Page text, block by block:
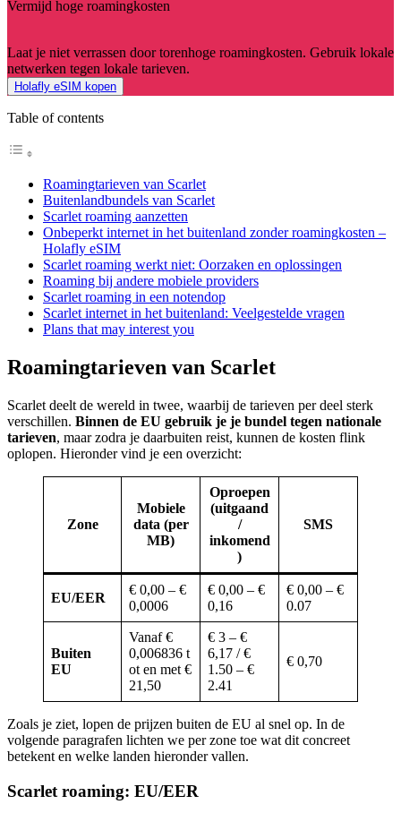
Vermijd hoge roamingkosten
Laat je niet verrassen door torenhoge roamingkosten. Gebruik lokale
netwerken tegen lokale tarieven.
Holafly eSIM kopen
Table of contents
Roamingtarieven van Scarlet
Buitenlandbundels van Scarlet
Scarlet roaming aanzetten
Onbeperkt internet in het buitenland zonder roamingkosten –
Holafly eSIM
Scarlet roaming werkt niet: Oorzaken en oplossingen
Roaming bij andere mobiele providers
Scarlet roaming in een notendop
Scarlet internet in het buitenland: Veelgestelde vragen
Plans that may interest you
Roamingtarieven van Scarlet
Scarlet deelt de wereld in twee, waarbij de tarieven per deel sterk
verschillen. Binnen de EU gebruik je je bundel tegen nationale
tarieven, maar zodra je daarbuiten reist, kunnen de kosten flink
oplopen. Hieronder vind je een overzicht:
Zone
Mobiele
data (per
MB)
Oproepen
(uitgaand
/
inkomend
)
SMS
EU/EER
€ 0,00 – €
0,0006
€ 0,00 – €
0,16
€ 0,00 – €
0.07
Buiten
EU
Vanaf €
0,006836 t
ot en met €
21,50
€ 3 – €
6,17 / €
1.50 – €
2.41
€ 0,70
Zoals je ziet, lopen de prijzen buiten de EU al snel op. In de
volgende paragrafen lichten we per zone toe wat dit concreet
betekent en welke landen hieronder vallen.
Scarlet roaming: EU/EER